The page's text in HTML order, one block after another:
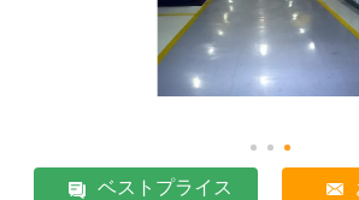
ベストプライス